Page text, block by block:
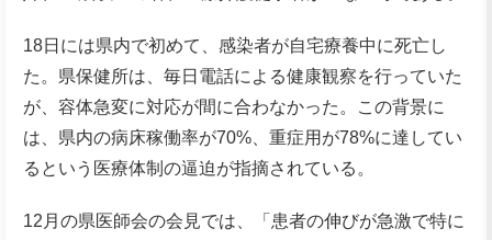
18日には県内で初めて、感染者が自宅療養中に死亡し
た。県保健所は、毎日電話による健康観察を行っていた
が、容体急変に対応が間に合わなかった。この背景に
は、県内の病床稼働率が70%、重症用が78%に達してい
るという医療体制の逼迫が指摘されている。
12月の県医師会の会見では、「患者の伸びが急激で特に